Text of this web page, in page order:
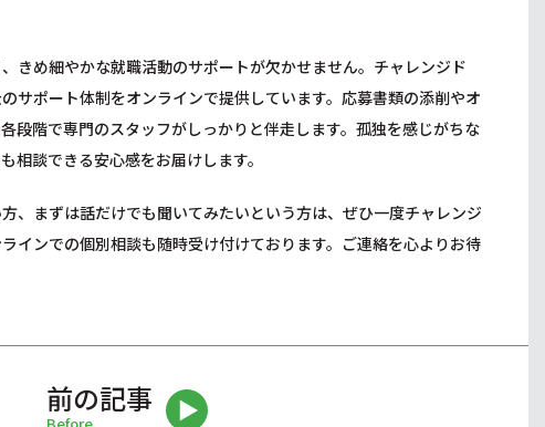
きめ細やかな就職活動のサポートが欠かせません。チャレンジド
サポート体制をオンラインで提供しています。応募書類の添削やオ
段階で専門のスタッフがしっかりと伴走します。孤独を感じがちな
談できる安心感をお届けします。
、まずは話だけでも聞いてみたいという方は、ぜひ一度チャレンジ
インでの個別相談も随時受け付けております。ご連絡を心よりお待
前の記事
Before